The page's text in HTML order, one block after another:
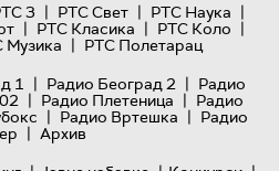
3 | РТС Свет | РТС Наука |
| РТС Класика | РТС Коло |
Музика | РТС Полетарац
1 | Радио Београд 2 | Радио
| Радио Плетеница | Радио
| Радио Вртешка | Радио
| Архив